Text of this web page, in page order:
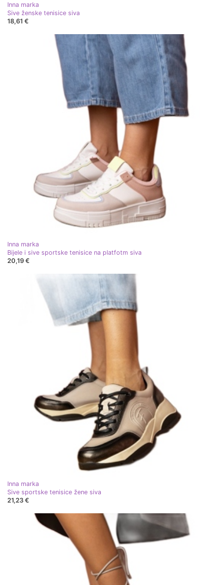
Inna marka
Sive ženske tenisice siva
18,61 €
Inna marka
Bijele i sive sportske tenisice na platfotm siva
20,19 €
Inna marka
Sive sportske tenisice žene siva
21,23 €